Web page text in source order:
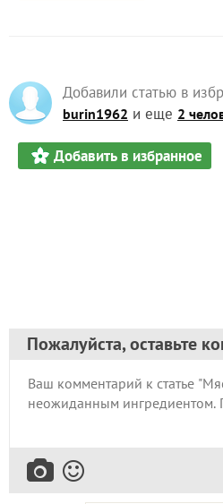
Добавили статью в
burin1962 и еще 2
Добавить в избранное
Пожалуйста, оставьте